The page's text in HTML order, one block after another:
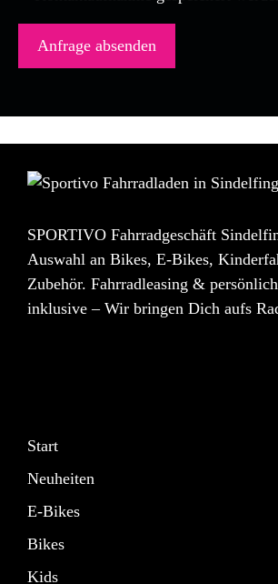
SPORTIVO Fahrradgeschäft
Auswahl an Bikes, E-Bikes,
Zubehör. Fahrradleasing &
inklusive – Wir bringen Dich aufs
Start
Neuheiten
E-Bikes
Bikes
Kids